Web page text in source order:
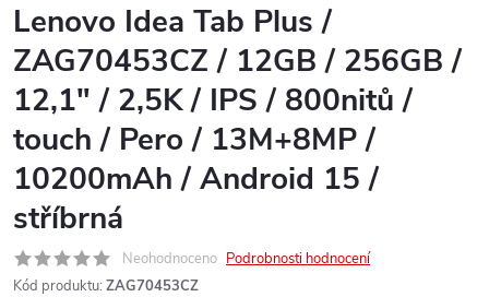
Lenovo Idea Tab Plus /
ZAG70453CZ / 12GB / 256GB /
12,1" / 2,5K / IPS / 800nitů /
touch / Pero / 13M+8MP /
10200mAh / Android 15 /
stříbrná
Neohodnoceno Podrobnosti hodnocení
Kód produktu: ZAG70453CZ